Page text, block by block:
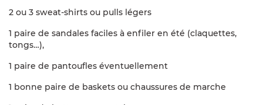
de chaque séjour sont discutés ensemble les
et les temps libres, avec modulation possible pour
chaque enfant (lever échelonné jusqu’à l’horaire
fixé par le groupe, certaines activités facultatives…).
Respect de la différence : intégration d’enfants
souffrant de handicap physique, mental ou social
en étant particulièrement attentif à leur bien-être
2 ou 3 sweat-shirts ou pulls légers
1 paire de sandales faciles à enfiler en été (claquettes,
tongs…),
1 paire de pantoufles éventuellement
1 bonne paire de baskets ou chaussures de marche